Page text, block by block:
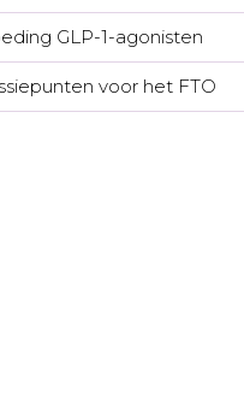
GLP-1-agonisten
voor het FTO